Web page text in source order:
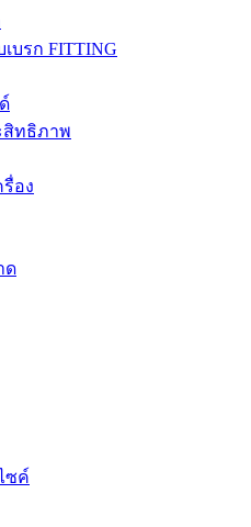
บรก FITTING
สิทธิภาพ
อง
ด
ซค์